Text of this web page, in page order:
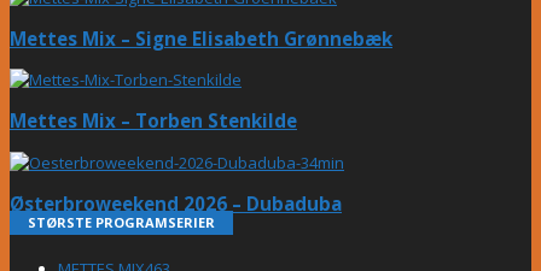
Mettes Mix – Signe Elisabeth Grønnebæk
Mettes Mix – Torben Stenkilde
Østerbroweekend 2026 – Dubaduba
STØRSTE PROGRAMSERIER